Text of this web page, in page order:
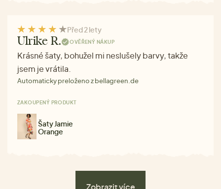
Před 2 lety
Ulrike R. OVĚŘENÝ NÁKUP
Krásné šaty, bohužel mi neslušely barvy, takže
jsem je vrátila.
Automaticky preloženo z bellagreen.de
ZAKOUPENÝ PRODUKT
Šaty Jamie
Orange
Zobrazit více